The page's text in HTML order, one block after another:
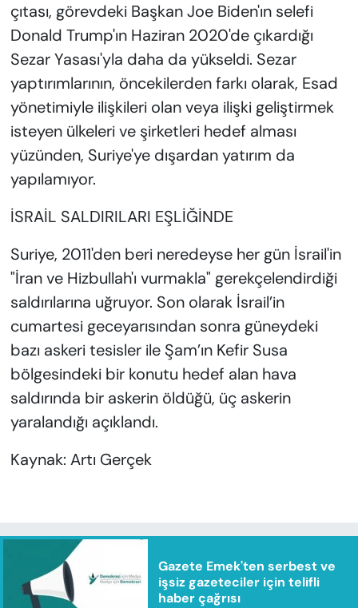
çıtası, görevdeki Başkan Joe Biden'ın selefi
Donald Trump'ın Haziran 2020'de çıkardığı
Sezar Yasası'yla daha da yükseldi. Sezar
yaptırımlarının, öncekilerden farkı olarak, Esad
yönetimiyle ilişkileri olan veya ilişki geliştirmek
isteyen ülkeleri ve şirketleri hedef alması
yüzünden, Suriye'ye dışardan yatırım da
yapılamıyor.
İSRAİL SALDIRILARI EŞLİĞİNDE
Suriye, 2011'den beri neredeyse her gün İsrail'in
"İran ve Hizbullah'ı vurmakla" gerekçelendirdiği
saldırılarına uğruyor. Son olarak İsrail’in
cumartesi geceyarısından sonra güneydeki
bazı askeri tesisler ile Şam’ın Kefir Susa
bölgesindeki bir konutu hedef alan hava
saldırında bir askerin öldüğü, üç askerin
yaralandığı açıklandı.
Kaynak: Artı Gerçek
Gazete Emek'ten serbest ve
işsiz gazeteciler için telifli
haber çağrısı